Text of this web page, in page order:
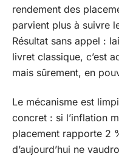
rendement des
parvient plus à suivre
Résultat sans appel :
livret classique, c’est
mais sûrement, en
Le mécanisme est
concret : si l’inflation
placement rapporte 2
d’aujourd’hui ne